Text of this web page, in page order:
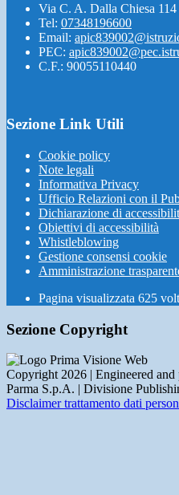
Via C. A. Dalla Chiesa
Tel: 07348196600
Email:
PEC:
C.F.: 90055110440
Sezione Link Utili
Cookie policy
Note legali
Informativa Privacy
Ufficio Relazioni con il
Dichiarazione di
Obiettivi di accessibilità
Whistleblowing
Gestione consensi cookie
Amministrazione
Pagina visualizzata 625
Sezione Copyright
Copyright 2026 | Engineered
Parma S.p.A. | Divisione
Disclaimer trattamento dati